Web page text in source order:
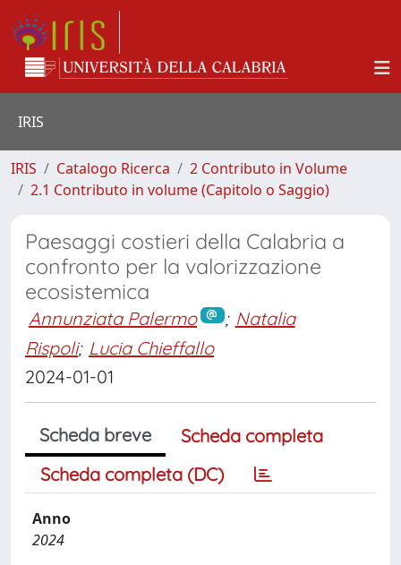
IRIS
IRIS Catalogo Ricerca
2 Contributo in Volume
2.1 Contributo in volume (Capitolo o Saggio)
Paesaggi costieri della Calabria a
confronto per la valorizzazione
ecosistemica
Annunziata Palermo ; Natalia
Rispoli; Lucia Chieffallo
2024-01-01
Scheda breve
Scheda completa
Scheda completa (DC)
Anno
2024